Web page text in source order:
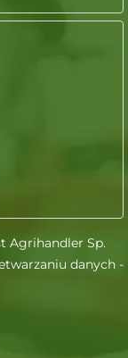
Agrihandler Sp.
danych -